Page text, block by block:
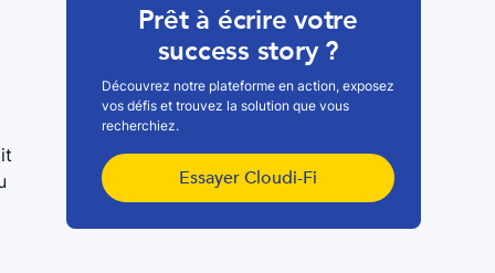
Prêt à écrire votre
success story ?
Découvrez notre plateforme en action, exposez
vos défis et trouvez la solution que vous
recherchiez.
Essayer Cloudi-Fi